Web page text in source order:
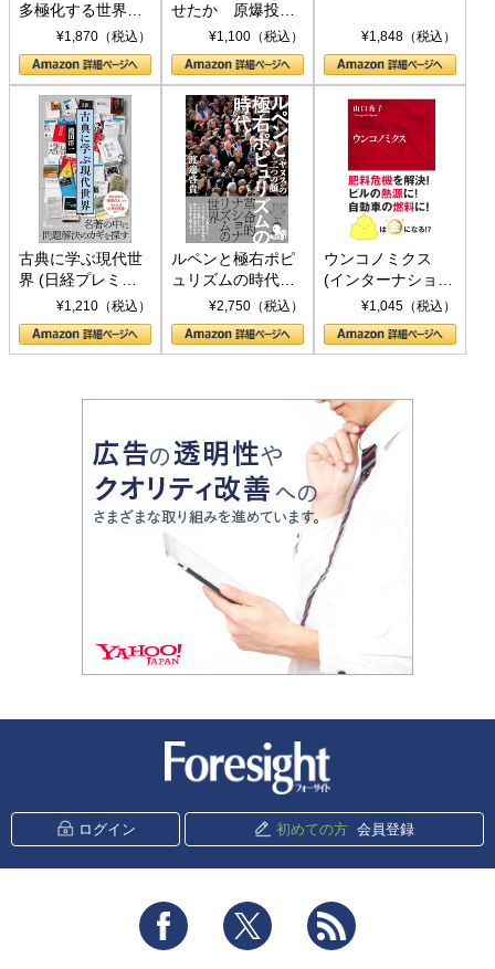
多極化する世界：
トランプとBRICS
の挑戦
¥1,870（税込）
せたか 原爆投
下、ソ連参戦、そ
して聖断 (PHP新
書)
¥1,100（税込） ¥1,848（税込）
古典に学ぶ現代世
界 (日経プレミア
シリーズ)¥1,210（税込）
ルペンと極右ポピ
ュリズムの時代：
〈ヤヌス〉の二つ
の顔
¥2,750（税込）
ウンコノミクス
(インターナショナ
ル新書)¥1,045（税込）
ログイン 初めての方 会員登録
Facebook Twitter